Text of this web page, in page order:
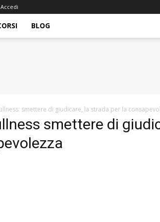
Accedi
BLOG
smettere di giudicare, la strada per la
smettere di